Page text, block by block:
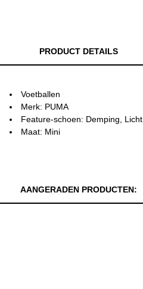
PRODUCT DETAILS
Voetballen
Merk: PUMA
Feature-schoen: Demping, Licht
Maat: Mini
AANGERADEN PRODUCTEN: